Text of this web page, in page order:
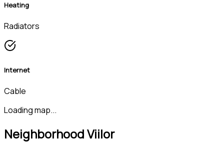
Heating
Radiators
Internet
Cable
Loading map...
Neighborhood Viilor